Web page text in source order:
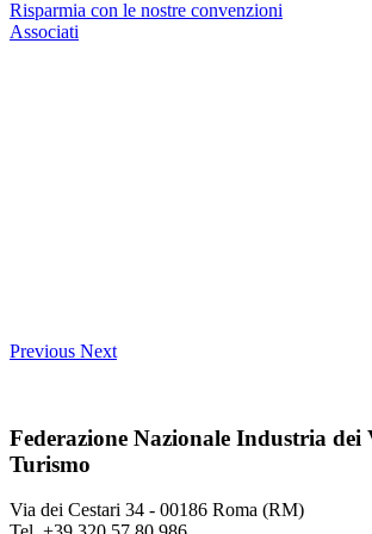
Risparmia con le nostre convenzioni
Associati
Previous Next
Federazione Nazionale Industria dei
Turismo
Via dei Cestari 34 - 00186 Roma (RM)